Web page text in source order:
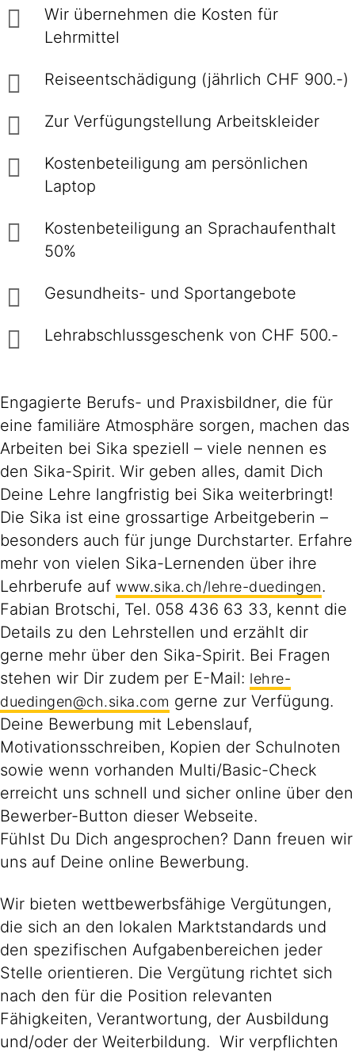
Wir übernehmen die Kosten für
Lehrmittel
Reiseentschädigung (jährlich CHF 900.-)
Zur Verfügungstellung Arbeitskleider
Kostenbeteiligung am persönlichen
Laptop
Kostenbeteiligung an Sprachaufenthalt
50%
Gesundheits- und Sportangebote
Lehrabschlussgeschenk von CHF 500.-
Engagierte Berufs- und Praxisbildner, die für
eine familiäre Atmosphäre sorgen, machen das
Arbeiten bei Sika speziell – viele nennen es
den Sika-Spirit. Wir geben alles, damit Dich
Deine Lehre langfristig bei Sika weiterbringt!
Die Sika ist eine grossartige Arbeitgeberin –
besonders auch für junge Durchstarter. Erfahre
mehr von vielen Sika-Lernenden über ihre
Lehrberufe auf www.sika.ch/lehre-duedingen.
Fabian Brotschi, Tel. 058 436 63 33, kennt die
Details zu den Lehrstellen und erzählt dir
gerne mehr über den Sika-Spirit. Bei Fragen
stehen wir Dir zudem per E-Mail: lehre-
duedingen@ch.sika.com gerne zur Verfügung.
Deine Bewerbung mit Lebenslauf,
Motivationsschreiben, Kopien der Schulnoten
sowie wenn vorhanden Multi/Basic-Check
erreicht uns schnell und sicher online über den
Bewerber-Button dieser Webseite.
Fühlst Du Dich angesprochen? Dann freuen wir
uns auf Deine online Bewerbung.
Wir bieten wettbewerbsfähige Vergütungen,
die sich an den lokalen Marktstandards und
den spezifischen Aufgabenbereichen jeder
Stelle orientieren. Die Vergütung richtet sich
nach den für die Position relevanten
Fähigkeiten, Verantwortung, der Ausbildung
und/oder der Weiterbildung. Wir verpflichten